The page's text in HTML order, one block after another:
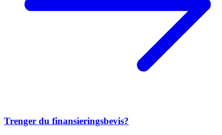
Trenger du finansieringsbevis?